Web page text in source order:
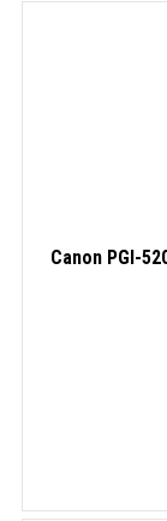
Canon PGI-